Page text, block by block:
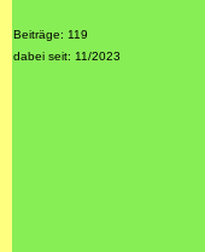
Beiträge: 119
dabei seit: 11/2023